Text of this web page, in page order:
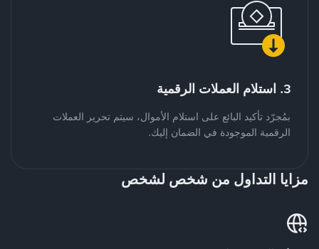
3. استلام العملات الرقمية
بمُجرّد تأكيد البائع على استلام الأموال، سيتم تحرير العملات
الرقمية الموجودة في الضمان إليك.
مزايا التداول من شخص لشخص